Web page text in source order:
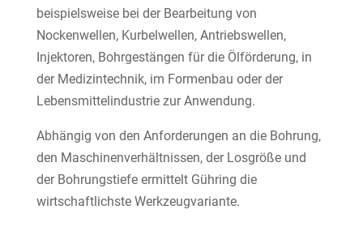
beispielsweise bei der Bearbeitung von
Nockenwellen, Kurbelwellen, Antriebswellen,
Injektoren, Bohrgestängen für die Ölförderung, in
der Medizintechnik, im Formenbau oder der
Lebensmittelindustrie zur Anwendung.
​Abhängig von den Anforderungen an die Bohrung,
den Maschinenverhältnissen, der Losgröße und
der Bohrungstiefe ermittelt Gühring die
wirtschaftlichste Werkzeugvariante.